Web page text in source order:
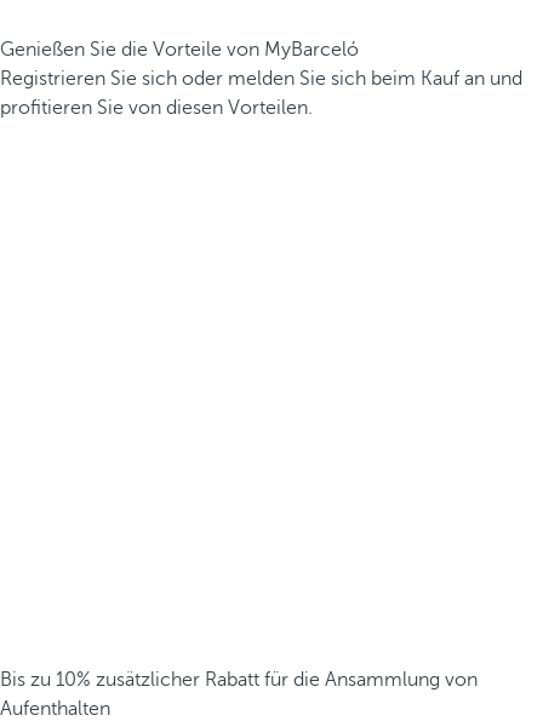
Genießen Sie die Vorteile von MyBarceló
Registrieren Sie sich oder melden Sie sich beim Kauf an und
profitieren Sie von diesen Vorteilen.
Bis zu 10% zusätzlicher Rabatt für die Ansammlung von
Aufenthalten